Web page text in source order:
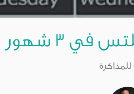
في ٣ شهور